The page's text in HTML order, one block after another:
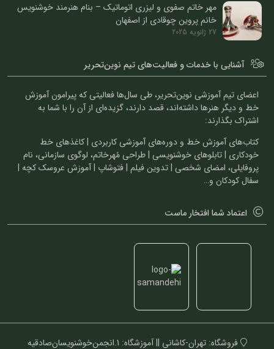
مهر خاتم صفوی و لیزری اتوماتیک – بنام هنرمند خوشنویس
خانم پروین چوقادی از اصفهان
27 ژانویه 2025
آشنایی با خدمات و فعالیت‌های تیم نوین‌تحریر
اعضای تیم آموزشی نوین‌تحریر، طی سال‌ها فعالیتی که پیرامون آموزش
خط و دیگر هنرها داشته‌اند، قصد دارند، گزیده‌ای از آن را با شما به
اشتراک بگذارند:
کتاب‌های آموزش خط و دوره‌های آموزشی کاربردی | کاغذهای خط
خودکاری | تابلوهای خوشنویسی | طراحی مُهرخاتم، لوگوی سازمانی، نام
پروفایلی، امضای شخصی | تدوین فیلم | فتوشاپ | آموزش عروسک کچه |
سفال کودکان و…
اعتماد شما افتخار ماست
فروشگاه: تهران-کاشانی || آموزشگاه: 1.انجمن‌خوشنویسان‌صادقیه